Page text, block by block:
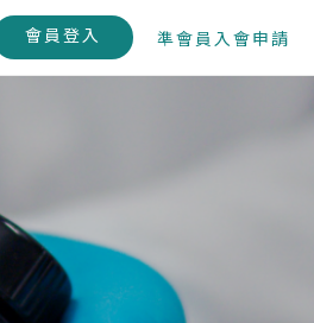
會員登入 準會員入會申請